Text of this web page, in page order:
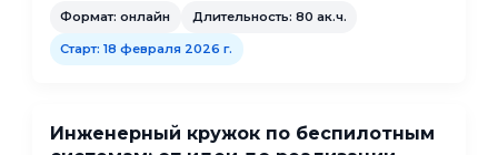
основы работы с микроконтроллерами
электронными компонентами;
Arduino и микроконтроллеров Atmega);